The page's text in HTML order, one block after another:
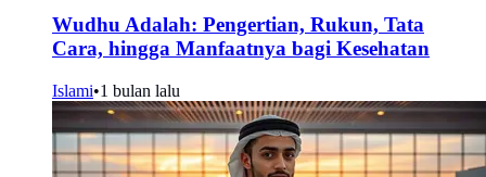
Wudhu Adalah: Pengertian, Rukun, Tata
Cara, hingga Manfaatnya bagi Kesehatan
Islami•1 bulan lalu